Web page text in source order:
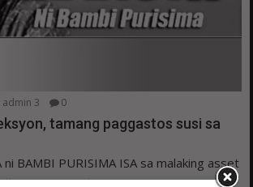
admin 3 0
tamang paggastos susi sa
ni BAMBI PURISIMA ISA sa malaking asset
government ay...